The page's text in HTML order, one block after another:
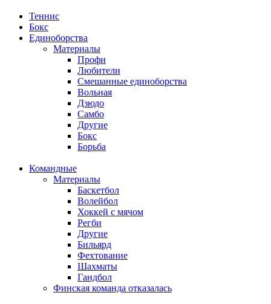
Теннис
Бокс
Единоборства
Материалы
Профи
Любители
Смешанные единоборства
Вольная
Дзюдо
Самбо
Другие
Бокс
Борьба
Командные
Материалы
Баскетбол
Волейбол
Хоккей с мячом
Регби
Другие
Бильярд
Фехтование
Шахматы
Гандбол
Финская команда отказалась